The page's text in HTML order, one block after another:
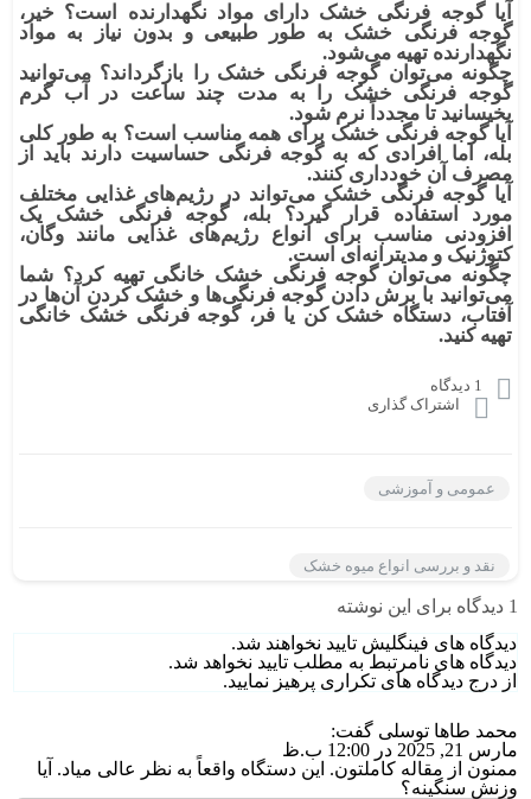
آیا گوجه فرنگی خشک دارای مواد نگهدارنده است؟ خیر،
گوجه فرنگی خشک به طور طبیعی و بدون نیاز به مواد
نگهدارنده تهیه می‌شود.
چگونه می‌توان گوجه فرنگی خشک را بازگرداند؟ می‌توانید
گوجه فرنگی خشک را به مدت چند ساعت در آب گرم
بخیسانید تا مجدداً نرم شود.
آیا گوجه فرنگی خشک برای همه مناسب است؟ به طور کلی
بله، اما افرادی که به گوجه فرنگی حساسیت دارند باید از
مصرف آن خودداری کنند.
آیا گوجه فرنگی خشک می‌تواند در رژیم‌های غذایی مختلف
مورد استفاده قرار گیرد؟ بله، گوجه فرنگی خشک یک
افزودنی مناسب برای انواع رژیم‌های غذایی مانند وگان،
کتوژنیک و مدیترانه‌ای است.
چگونه می‌توان گوجه فرنگی خشک خانگی تهیه کرد؟ شما
می‌توانید با برش دادن گوجه فرنگی‌ها و خشک کردن آن‌ها در
آفتاب، دستگاه خشک کن یا فر، گوجه فرنگی خشک خانگی
تهیه کنید.
1 دیدگاه
اشتراک گذاری
عمومی و آموزشی
نقد و بررسی انواع میوه خشک
1 دیدگاه برای این نوشته
دیدگاه های فینگلیش تایید نخواهند شد.
دیدگاه های نامرتبط به مطلب تایید نخواهد شد.
از درج دیدگاه های تکراری پرهیز نمایید.
محمد طاها توسلیگفت:
مارس 21, 2025 در 12:00 ب.ظ
ممنون از مقاله کاملتون. این دستگاه واقعاً به نظر عالی میاد. آیا
وزنش سنگینه؟